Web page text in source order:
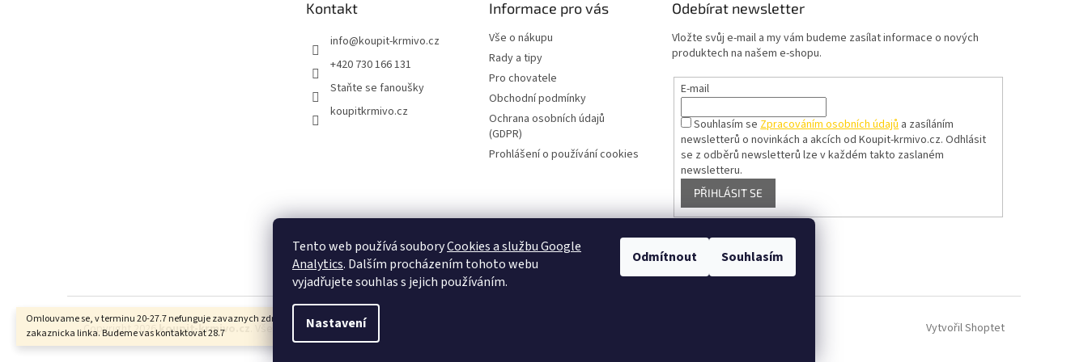
Tento web používá souboryCookies a službu Google
Analytics. Dalším procházením tohoto webu
vyjadřujete souhlas s jejich používáním.
Nastavení
Odmítnout Souhlasím
Omlouvame se, v terminu 20-27.7 nefunguje zavaznych zdravotnich duvodu
zakaznicka linka. Budeme vas kontaktovat 28.7
Kontakt
info@koupit-krmivo.cz
+420 730 166 131
Staňte se fanoušky
koupitkrmivo.cz
Informace pro vás
Vše o nákupu
Rady a tipy
Pro chovatele
Obchodní podmínky
Ochrana osobních údajů
(GDPR)
Prohlášení o používání cookies
Odebírat newsletter
Vložte svůj e-mail a my vám budeme zasílat informace o nových
produktech na našem e-shopu.
E-mail
Souhlasím seZpracováním osobních údajůa zasíláním
newsletterů o novinkách a akcích od Koupit-krmivo.cz. Odhlásit
se z odběrů newsletterů lze v každém takto zaslaném
newsletteru.
PŘIHLÁSIT SE
Pelíšky pro psy
Vytvořil Shoptet
Copyright 2026koupit-krmivo.cz . Všechna práva vyhrazena.